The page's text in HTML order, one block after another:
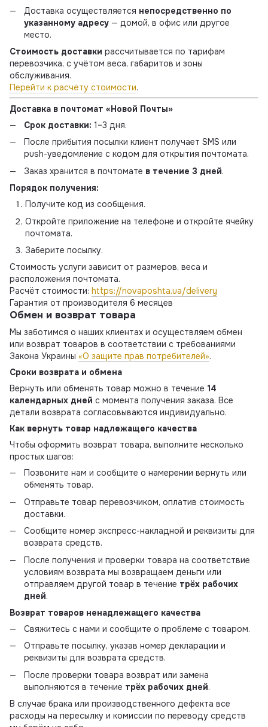
Доставка осуществляется непосредственно по
указанному адресу — домой, в офис или другое
место.
Стоимость доставки рассчитывается по тарифам
перевозчика, с учётом веса, габаритов и зоны
обслуживания.
Перейти к расчёту стоимости.
Доставка в почтомат «Новой Почты»
Срок доставки: 1–3 дня.
После прибытия посылки клиент получает SMS или
push-уведомление с кодом для открытия почтомата.
Заказ хранится в почтомате в течение 3 дней.
Порядок получения:
Получите код из сообщения.
Откройте приложение на телефоне и откройте ячейку
почтомата.
Заберите посылку.
Стоимость услуги зависит от размеров, веса и
расположения почтомата.
Расчёт стоимости: https://novaposhta.ua/delivery
Гарантия от производителя 6 месяцев
Обмен и возврат товара
Мы заботимся о наших клиентах и осуществляем обмен
или возврат товаров в соответствии с требованиями
Закона Украины «О защите прав потребителей».
Сроки возврата и обмена
Вернуть или обменять товар можно в течение 14
календарных дней с момента получения заказа. Все
детали возврата согласовываются индивидуально.
Как вернуть товар надлежащего качества
Чтобы оформить возврат товара, выполните несколько
простых шагов:
Позвоните нам и сообщите о намерении вернуть или
обменять товар.
Отправьте товар перевозчиком, оплатив стоимость
доставки.
Сообщите номер экспресс-накладной и реквизиты для
возврата средств.
После получения и проверки товара на соответствие
условиям возврата мы возвращаем деньги или
отправляем другой товар в течение трёх рабочих
дней.
Возврат товаров ненадлежащего качества
Свяжитесь с нами и сообщите о проблеме с товаром.
Отправьте посылку, указав номер декларации и
реквизиты для возврата средств.
После проверки товара возврат или замена
выполняются в течение трёх рабочих дней.
В случае брака или производственного дефекта все
расходы на пересылку и комиссии по переводу средств